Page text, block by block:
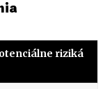
riziká